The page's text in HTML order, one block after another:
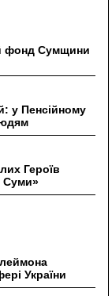
фонд Сумщини
у Пенсійному
Героїв
Суми»
України